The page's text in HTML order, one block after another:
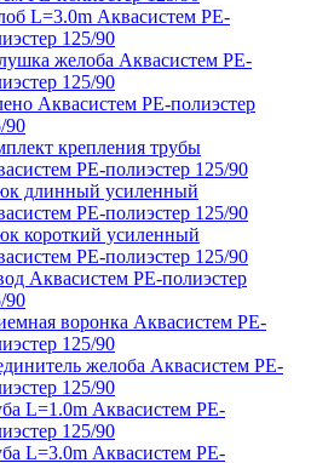
L=3.0m Аквасистем PE-
125/90
желоба Аквасистем PE-
125/90
Аквасистем PE-полиэстер
90
крепления трубы
PE-полиэстер 125/90
длинный усиленный
PE-полиэстер 125/90
короткий усиленный
PE-полиэстер 125/90
Аквасистем РЕ-полиэстер
90
воронка Аквасистем PE-
125/90
желоба Аквасистем PE-
125/90
L=1.0m Аквасистем PE-
125/90
L=3.0m Аквасистем PE-